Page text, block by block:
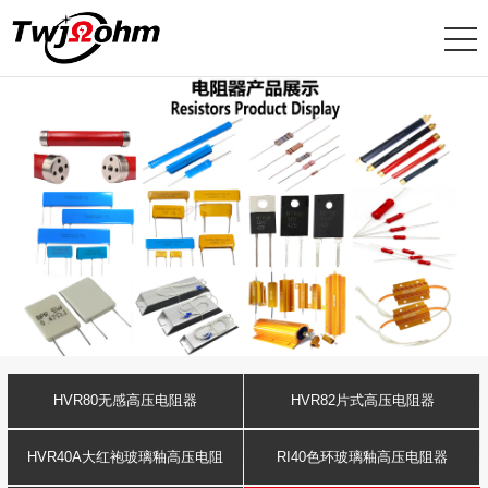
HVR80无感高压电阻器 HVR82片式高压电阻器
HVR40A大红袍玻璃釉高压电阻 RI40色环玻璃釉高压电阻器